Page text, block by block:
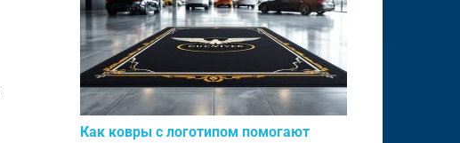
Как ковры с логотипом помогают